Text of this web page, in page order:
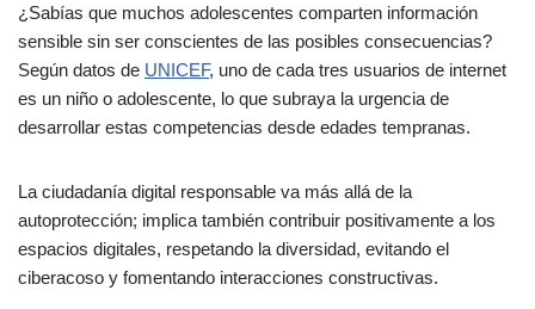
¿Sabías que muchos adolescentes comparten información
sensible sin ser conscientes de las posibles consecuencias?
Según datos de UNICEF, uno de cada tres usuarios de internet
es un niño o adolescente, lo que subraya la urgencia de
desarrollar estas competencias desde edades tempranas.
La ciudadanía digital responsable va más allá de la
autoprotección; implica también contribuir positivamente a los
espacios digitales, respetando la diversidad, evitando el
ciberacoso y fomentando interacciones constructivas.